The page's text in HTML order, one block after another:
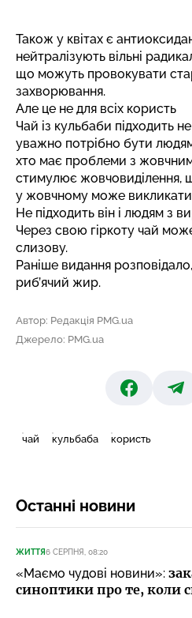
Також у квітах є
нейтралізують вільні
що можуть провокувати
захворювання.
Але це не для всіх користь
Чай із кульбаби підходить
уважно потрібно бути
хто має проблеми з
стимулює жовчовиділення,
у жовчному може викликати
Не підходить він і людям з
Через свою гіркоту чай
слизову.
Раніше видання розповідало,
риб’ячий жир.
Автор: Редакція PMG.ua
Джерело: PMG.ua
чай кульбаба користь
Останні новини
ЖИТТЯ6 СЕРПНЯ, 08:20
«Маємо чудові новини»:
синоптики про те, коли